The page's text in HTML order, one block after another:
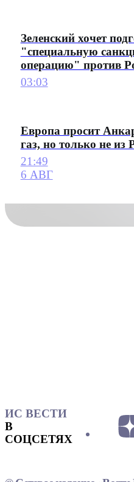
Зеленский хочет
"специальную
операцию" против
03:03
Европа просит
газ, но только не из
21:49
6 АВГ
ИС ВЕСТИ
В
СОЦСЕТЯХ